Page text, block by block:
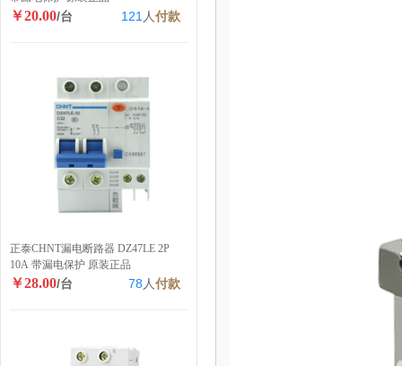
￥20.00/台 121 人付款
正泰CHNT漏电断路器 DZ47LE 2P
10A 带漏电保护 原装正品
￥28.00/台 78 人付款